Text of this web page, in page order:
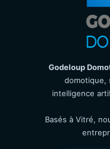
Godeloup
domotique,
intelligence
Basés à Vitré,